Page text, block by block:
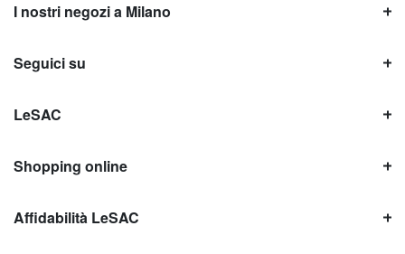
I nostri negozi a Milano
Seguici su
LeSAC
Shopping online
Affidabilità LeSAC